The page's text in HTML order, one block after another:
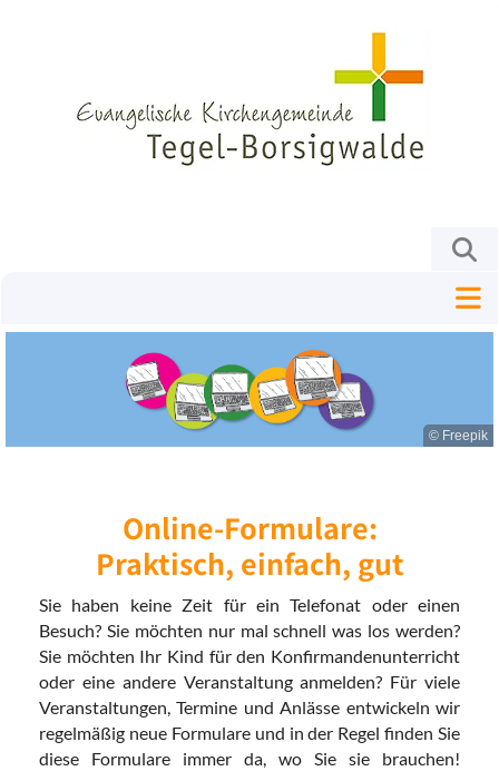
© Freepik
Online-Formulare:
Praktisch, einfach, gut
Sie haben keine Zeit für ein Telefonat oder einen
Besuch? Sie möchten nur mal schnell was los werden?
Sie möchten Ihr Kind für den Konfirmandenunterricht
oder eine andere Veranstaltung anmelden? Für viele
Veranstaltungen, Termine und Anlässe entwickeln wir
regelmäßig neue Formulare und in der Regel finden Sie
diese Formulare immer da, wo Sie sie brauchen!